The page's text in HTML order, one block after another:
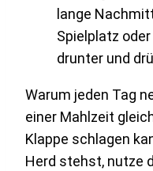
Warum jeden Tag
einer Mahlzeit
Klappe schlagen
Herd stehst, nutze